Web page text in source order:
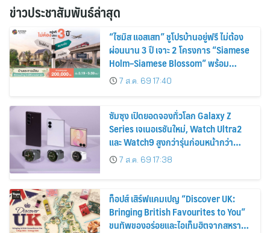
ข่าวประชาสัมพันธ์ล่าสุด
“ไซมิส แอสเสท” ชูโปรบ้านอยู่ฟรี ไม่ต้อง
ผ่อนนาน 3 ปี เจาะ 2 โครงการ “Siamese
Holm–Siamese Blossom” พร้อม
ส่วนลดและสิทธิพิเศษถึง 31 สิงหาคม
2569
7 ส.ค. 69 17:40
ซัมซุง เปิดยอดจองทั่วโลก Galaxy Z
Series เจเนอเรชันใหม่, Watch Ultra2
และ Watch9 สูงกว่ารุ่นก่อนหน้ากว่า
30%7 ส.ค. 69 17:38
ท็อปส์ เสิร์ฟแคมเปญ “Discover UK:
Bringing British Favourites to You”
ขนทัพของอร่อยและไอเท็มฮิตจากสหราช